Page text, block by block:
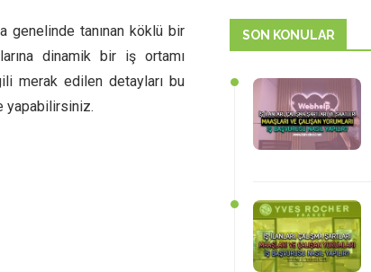
tanınan köklü bir
dinamik bir iş ortamı
merak edilen detayları bu
yapabilirsiniz.
SON KONULAR